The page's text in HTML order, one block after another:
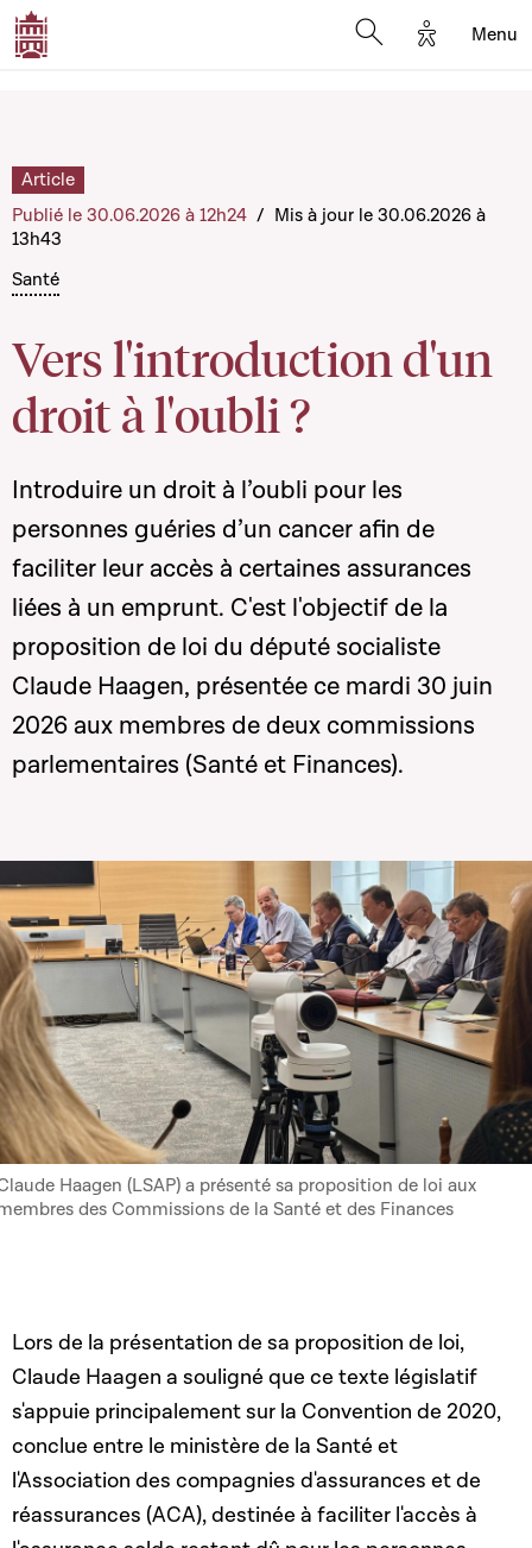
Options
Menu
Santé
Vers l'introduction d'un
droit à l'oubli ?
Article
Publié le 30.06.2026 à 12h24 / Mis à jour le 30.06.2026 à
13h43
Introduire un droit à l’oubli pour les
personnes guéries d’un cancer afin de
faciliter leur accès à certaines assurances
liées à un emprunt. C'est l'objectif de la
proposition de loi du député socialiste
Claude Haagen, présentée ce mardi 30 juin
2026 aux membres de deux commissions
parlementaires (Santé et Finances).
Haagen (LSAP) a présenté sa proposition de loi aux
des Commissions de la Santé et des Finances
Lors de la présentation de sa proposition de loi,
Claude Haagen a souligné que ce texte législatif
s'appuie principalement sur la Convention de 2020,
conclue entre le ministère de la Santé et
l'Association des compagnies d'assurances et de
réassurances (ACA), destinée à faciliter l'accès à